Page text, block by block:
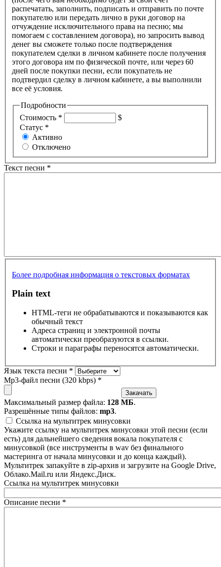
распечатать, заполнить, подписать и отправить по почте
покупателю или передать лично в руки договор на
отчуждение исключительного права на песню; мы
помогаем с составлением договора), но запросить вывод
денег вы сможете только после подтверждения
покупателем сделки в личном кабинете после получения
этого договора им по физической почте, или через 60
дней после покупки песни, если покупатель не
подтвердил сделку в личном кабинете, а вы выполнили
все её условия.
Подробности
Стоимость *
$
Статус *
Активно
Отключено
Текст песни *
Более подробная информация о текстовых форматах
Plain text
HTML-теги не обрабатываются и показываются как
обычный текст
Адреса страниц и электронной почты
автоматически преобразуются в ссылки.
Строки и параграфы переносятся автоматически.
Язык текста песни *
Mp3-файл песни (320 kbps) *
Максимальный размер файла: 128 МБ.
Разрешённые типы файлов: mp3.
Ссылка на мультитрек минусовки
Укажите ссылку на мультитрек минусовки этой песни (если
есть) для дальнейшего сведения вокала покупателя с
минусовкой (все инструменты в wav без финального
мастеринга от начала минусовки и до конца каждый).
Мультитрек запакуйте в zip-архив и загрузите на Google Drive,
Облако.Mail.ru или Яндекс.Диск.
Ссылка на мультитрек минусовки
Описание песни *